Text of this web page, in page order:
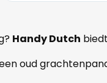
Handy Dutch
oud